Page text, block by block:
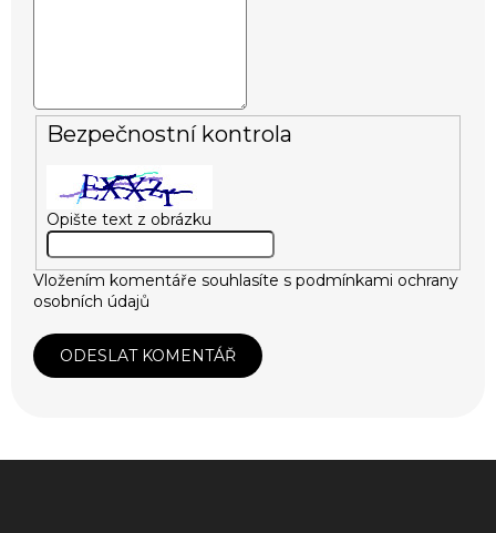
Bezpečnostní kontrola
Opište text z obrázku
Vložením komentáře souhlasíte s podmínkami ochrany
osobních údajů
ODESLAT KOMENTÁŘ